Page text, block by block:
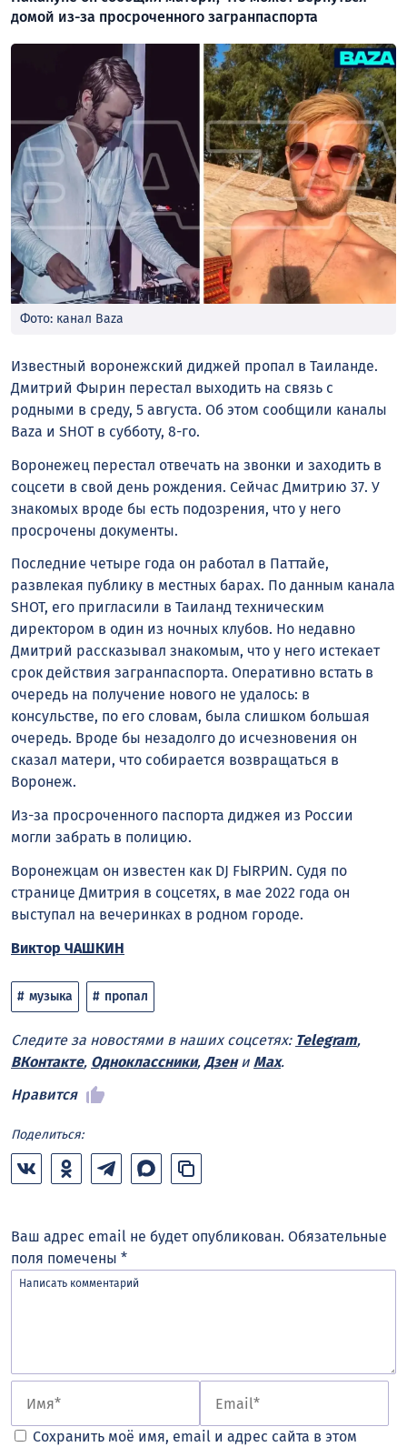
домой из-за просроченного загранпаспорта
Фото: канал Baza
Известный воронежский диджей пропал в Таиланде.
Дмитрий Фырин перестал выходить на связь с
родными в среду, 5 августа. Об этом сообщили каналы
Baza и SHOT в субботу, 8-го.
Воронежец перестал отвечать на звонки и заходить в
соцсети в свой день рождения. Сейчас Дмитрию 37. У
знакомых вроде бы есть подозрения, что у него
просрочены документы.
Последние четыре года он работал в Паттайе,
развлекая публику в местных барах. По данным канала
SHOT, его пригласили в Таиланд техническим
директором в один из ночных клубов. Но недавно
Дмитрий рассказывал знакомым, что у него истекает
срок действия загранпаспорта. Оперативно встать в
очередь на получение нового не удалось: в
консульстве, по его словам, была слишком большая
очередь. Вроде бы незадолго до исчезновения он
сказал матери, что собирается возвращаться в
Воронеж.
Из-за просроченного паспорта диджея из России
могли забрать в полицию.
Воронежцам он известен как DJ FЫRРИN. Судя по
странице Дмитрия в соцсетях, в мае 2022 года он
выступал на вечеринках в родном городе.
Виктор ЧАШКИН
музыка пропал
Следите за новостями в наших соцсетях: Telegram,
ВКонтакте, Одноклассники, Дзени Max.
Нравится
Поделиться:
Ваш адрес email не будет опубликован. Обязательные
поля помечены *
Сохранить моё имя, email и адрес сайта в этом